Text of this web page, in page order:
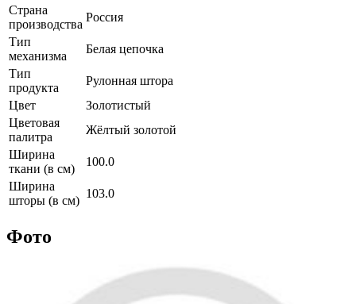
Страна
производства
Россия
Тип
механизма
Белая цепочка
Тип
продукта
Рулонная штора
Цвет
Золотистый
Цветовая
палитра
Жёлтый золотой
Ширина
ткани (в см)
100.0
Ширина
шторы (в см)
103.0
Фото